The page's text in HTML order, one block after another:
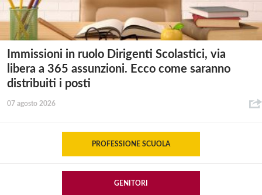
Immissioni in ruolo Dirigenti Scolastici, via
libera a 365 assunzioni. Ecco come saranno
distribuiti i posti
07 agosto 2026
PROFESSIONE SCUOLA
GENITORI